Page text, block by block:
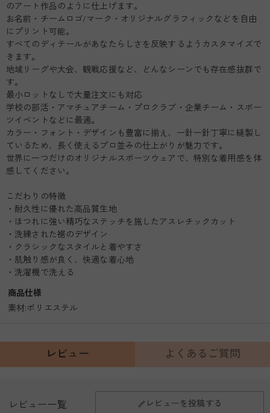
のアート作品のように仕上げます。
お名前・チームロゴ/マーク・オリジナルグラフィックなどを自由
にプリント可能。
すべてのディテールがあなたらしさを反映するようカスタマイズで
きます。
地域リーグや大会、観戦応援など、どんなシーンでも存在感抜群で
す。
最小ロットなしで大量注文にも対応
学校の部活・アマチュアチーム・プロクラブ・企業チーム・スポー
ツイベントなどに最適。
カラー・フォント・デザインも豊富に揃え、一針一針丁寧に縫製し
ているため、長く使えるプロ並みの仕上がりが魅力です。
世界に一つだけのオリジナルスポーツウェアで、特別な着用感を体
感してください。
こだわりの特徴
・耐久性に優れた高品質生地
・ほつれに強い精巧なステッチを施したアスレチックカット
・洗練された裾のデザイン
・クラシックなスタイルと着やすさ
・肌触り感が良く、快適な着心地
・洗濯機で洗える
商品仕様
素材:ポリエステル
レビュー よくあるご質問
レビュー一覧 レビューを投稿する
Fanscheerについて